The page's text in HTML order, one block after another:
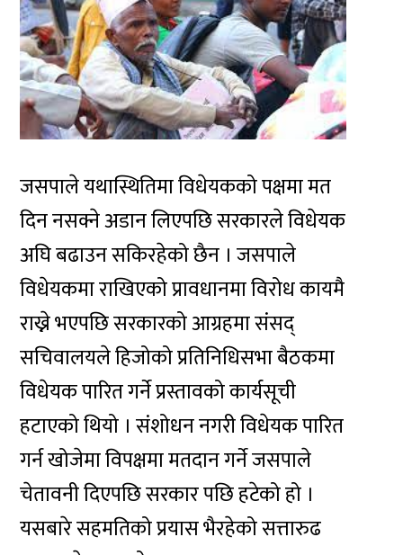
जसपाले यथास्थितिमा विधेयकको पक्षमा मत
दिन नसक्ने अडान लिएपछि सरकारले विधेयक
अघि बढाउन सकिरहेको छैन । जसपाले
विधेयकमा राखिएको प्रावधानमा विरोध कायमै
राख्ने भएपछि सरकारको आग्रहमा संसद्
सचिवालयले हिजोको प्रतिनिधिसभा बैठकमा
विधेयक पारित गर्ने प्रस्तावको कार्यसूची
हटाएको थियो । संशोधन नगरी विधेयक पारित
गर्न खोजेमा विपक्षमा मतदान गर्ने जसपाले
चेतावनी दिएपछि सरकार पछि हटेको हो ।
यसबारे सहमतिको प्रयास भैरहेको सत्तारुढ